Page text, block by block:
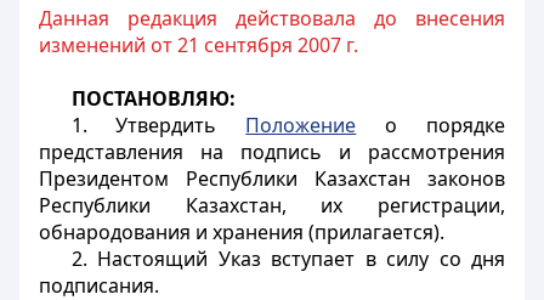
Данная редакция действовала до внесения
изменений от 21 сентября 2007 г.
ПОСТАНОВЛЯЮ:
1. Утвердить Положение о порядке
представления на подпись и рассмотрения
Президентом Республики Казахстан законов
Республики Казахстан, их регистрации,
обнародования и хранения (прилагается).
2. Настоящий Указ вступает в силу со дня
подписания.